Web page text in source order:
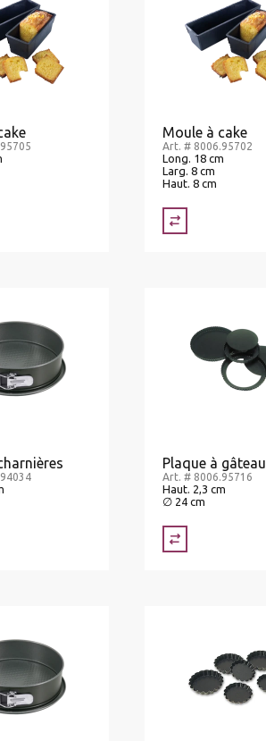
Moule à cake
Art. # 8006.95702
Long. 18 cm
Larg. 8 cm
Haut. 8 cm
Plaque à gâteau
Art. # 8006.95716
Haut. 2,3 cm
∅ 24 cm